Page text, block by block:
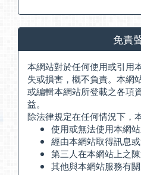
免責
本網站對於任何使用或引用
失或損害，概不負責。本網
或編輯本網站所登載之各項
益。
除法律規定在任何情況下，
使用或無法使用本網站
經由本網站取得訊息或
第三人在本網站上之陳
其他與本網站服務有關